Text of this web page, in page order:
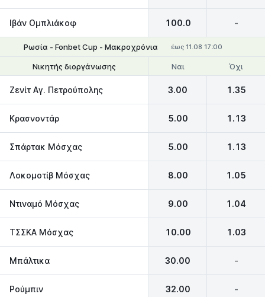
Ιβάν Ομπλιάκoφ 100.0 -
Ρωσία - Fonbet Cup - Μακροχρόνια έως 11.08 17:00
Νικητής διοργάνωσης Να φτάσει στον τελικό
Ναι Όχι
Ζενίτ Αγ. Πετρούπολης 3.00 1.35
Κρασνοντάρ 5.00 1.13
Σπάρτακ Μόσχας 5.00 1.13
Λοκομοτίβ Μόσχας 8.00 1.05
Ντιναμό Μόσχας 9.00 1.04
ΤΣΣΚΑ Μόσχας 10.00 1.03
Μπάλτικα 30.00 -
Ρούμπιν 32.00 -